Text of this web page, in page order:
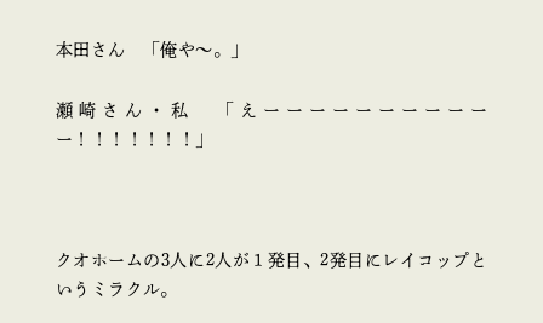
本田さん 「俺や～。」
瀬崎さん・私 「えーーーーーーーーーー
ー！！！！！！！」
クオホームの3人に2人が１発目、2発目にレイコップと
いうミラクル。